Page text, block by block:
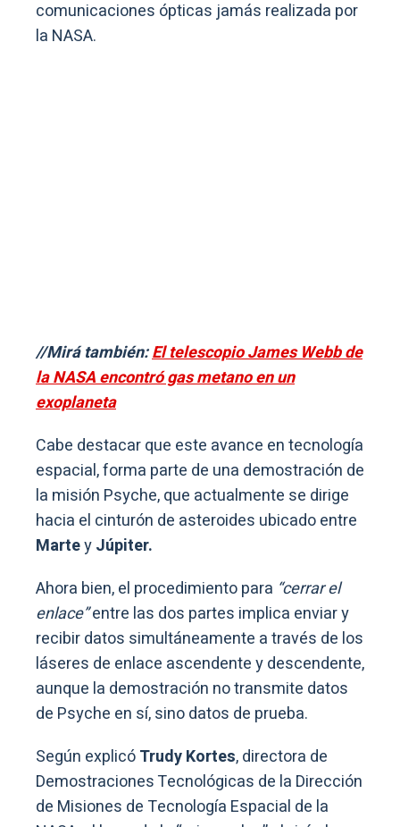
comunicaciones ópticas jamás realizada por
la NASA.
//Mirá también:El telescopio James Webb de
la NASA encontró gas metano en un
exoplaneta
Cabe destacar que este avance en tecnología
espacial, forma parte de una demostración de
la misión Psyche, que actualmente se dirige
hacia el cinturón de asteroides ubicado entre
MarteyJúpiter.
Ahora bien, el procedimiento para “cerrar el
enlace”entre las dos partes implica enviar y
recibir datos simultáneamente a través de los
láseres de enlace ascendente y descendente,
aunque la demostración no transmite datos
de Psyche en sí, sino datos de prueba.
Según explicóTrudy Kortes, directora de
Demostraciones Tecnológicas de la Dirección
de Misiones de Tecnología Espacial de la